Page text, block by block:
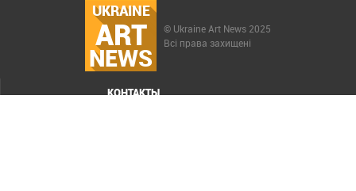
UKRAINE
ART
NEWS
© Ukraine Art News 2025
Всі права захищені
КОНТАКТЫ